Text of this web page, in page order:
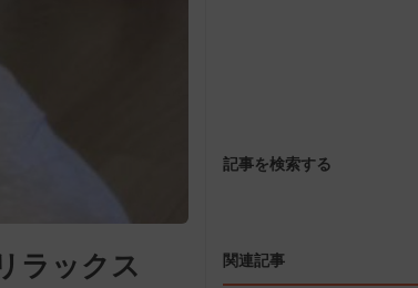
ラックス
記事を検索する
関連記事